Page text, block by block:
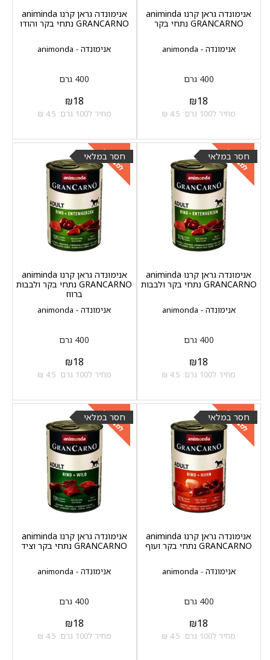
אנימונדה - animonda
אנימונדה גראן קרנו animinda
GRANCARNO נתחי בקר
400 גרם
₪18
מחיר ל100 גרם: 4.5 ₪
אנימונדה - animonda
אנימונדה גראן קרנו animinda
GRANCARNO נתחי בקר והודו
400 גרם
₪18
מחיר ל100 גרם: 4.5 ₪
כנסו
למבצעים
חסר במלאי
אנימונדה - animonda
אנימונדה גראן קרנו animinda
GRANCARNO נתחי בקר ולבבות
400 גרם
₪18
מחיר ל100 גרם: 4.5 ₪
כנסו
למבצעים
חסר במלאי
אנימונדה - animonda
אנימונדה גראן קרנו animinda
GRANCARNO נתחי בקר ולבבות
ברווז
400 גרם
₪18
מחיר ל100 גרם: 4.5 ₪
כנסו
למבצעים
חסר במלאי
אנימונדה - animonda
אנימונדה גראן קרנו animinda
GRANCARNO נתחי בקר ועוף
400 גרם
₪18
מחיר ל100 גרם: 4.5 ₪
כנסו
למבצעים
חסר במלאי
אנימונדה - animonda
אנימונדה גראן קרנו animinda
GRANCARNO נתחי בקר וציד
400 גרם
₪18
מחיר ל100 גרם: 4.5 ₪